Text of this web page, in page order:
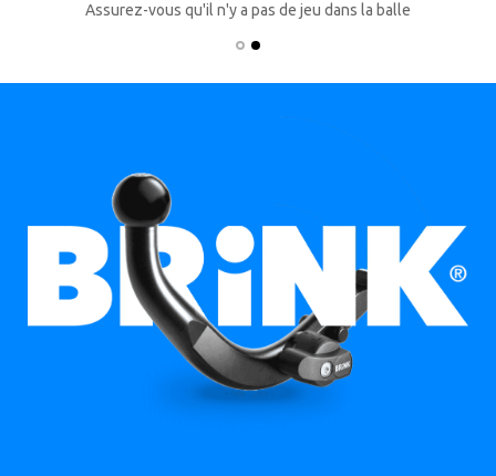
Assurez-vous qu'il n'y a pas de jeu dans la balle